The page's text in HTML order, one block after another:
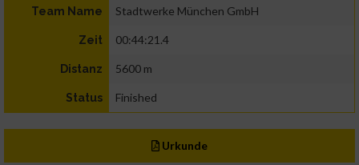
Team Name Stadtwerke München GmbH
Zeit 00:44:21.4
Distanz 5600 m
Status Finished
Urkunde